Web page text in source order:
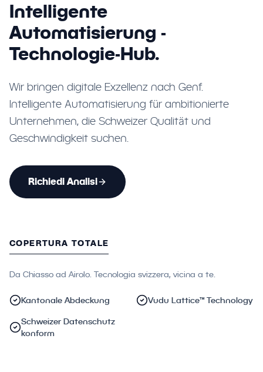
Intelligente
Automatisierung -
Technologie-Hub.
Wir bringen digitale Exzellenz nach Genf.
Intelligente Automatisierung für ambitionierte
Unternehmen, die Schweizer Qualität und
Geschwindigkeit suchen.
Richiedi Analisi
COPERTURA TOTALE
Da Chiasso ad Airolo. Tecnologia svizzera, vicina a te.
Kantonale Abdeckung Vudu Lattice™ Technology
Schweizer Datenschutz
konform